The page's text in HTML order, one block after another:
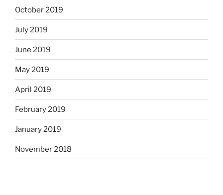
October 2019
July 2019
June 2019
May 2019
April 2019
February 2019
January 2019
November 2018